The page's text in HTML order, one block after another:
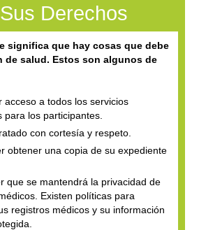
Derechos
significa que hay cosas que debe
de salud. Estos son algunos de
acceso a todos los servicios
para los participantes.
con cortesía y respeto.
obtener una copia de su expediente
que se mantendrá la privacidad de
Existen políticas para
registros médicos y su información